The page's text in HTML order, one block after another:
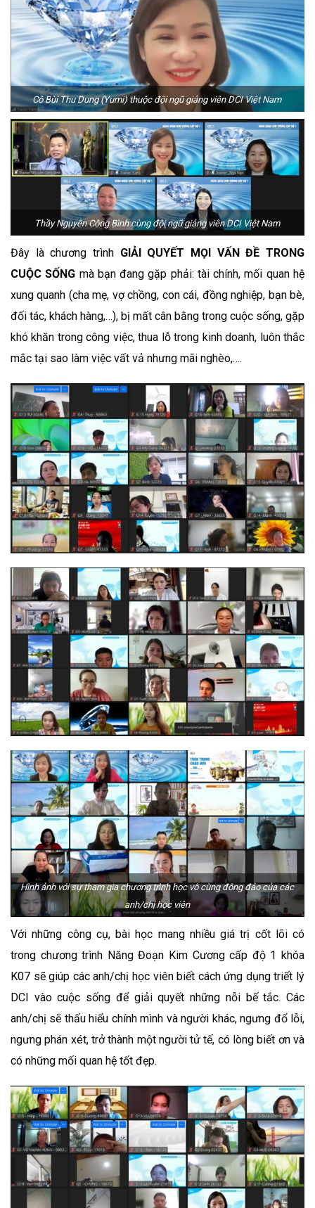
Cô Bùi Thu Dung (Yumi) thuộc đội ngũ giảng viên DCI Việt Nam
Thầy Nguyễn Công Bình cùng đội ngũ giảng viên DCI Việt Nam
Đây là chương trình GIẢI QUYẾT MỌI VẤN ĐỀ TRONG
CUỘC SỐNG mà bạn đang gặp phải: tài chính, mối quan hệ
xung quanh (cha mẹ, vợ chồng, con cái, đồng nghiệp, bạn bè,
đối tác, khách hàng,…), bị mất cân bằng trong cuộc sống, gặp
khó khăn trong công việc, thua lỗ trong kinh doanh, luôn thắc
mắc tại sao làm việc vất vả nhưng mãi nghèo,….
Hình ảnh với sự tham gia chương trình học vô cùng đông đảo của các
anh/chị học viên
Với những công cụ, bài học mang nhiều giá trị cốt lõi có
trong chương trình Năng Đoạn Kim Cương cấp độ 1 khóa
K07 sẽ giúp các anh/chị học viên biết cách ứng dụng triết lý
DCI vào cuộc sống để giải quyết những nỗi bế tắc. Các
anh/chị sẽ thấu hiểu chính mình và người khác, ngưng đổ lỗi,
ngưng phán xét, trở thành một người tử tế, có lòng biết ơn và
có những mối quan hệ tốt đẹp.